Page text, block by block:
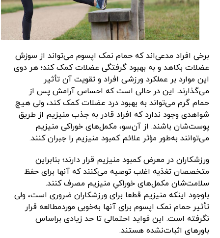
برخی افراد مدعی‌اند که حمام نمک اپسوم می‌تواند از سوزش
عضلات بکاهد و به بهبود گرفتگی عضلات کمک کند؛ هر دوی
این موارد بر عملکرد ورزشی افراد و تقویت آن تأثیر
می‌گذارند. این در حالی است که احساس آرامش پس از
حمام گرم می‌تواند به بهبود درد عضلات کمک کند، ولی هیچ
شواهدی وجود ندارد که افراد قادر به جذب منیزیم از طریق
پوست‌شان باشند. از آن‌سو، مکمل‌های خوراکی منیزیم
می‌توانند به‌طور مؤثر علائم کمبود منیزیم را جبران کنند.
ورزشکاران در معرض کمبود منیزیم قرار دارند؛ بنابراین
متخصصان تغذیه اغلب توصیه می‌کنند که آنها برای حفظ
سلامت‌شان مکمل‌های خوراکیِ منیزیم مصرف کنند.
باوجود اینکه منیزیم قطعا برای ورزشکاران ضروری است، ولی
تأثیر حمام نمک اپسوم برای آنها به‌خوبی موردمطالعه قرار
نگرفته است. این فواید احتمالی تا حد زیادی براساس
باورهای اثبات‌نشده هستند.